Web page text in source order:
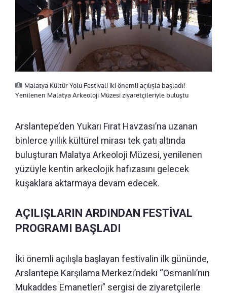
Malatya Kültür Yolu Festivali iki önemli açılışla başladı!
Yenilenen Malatya Arkeoloji Müzesi ziyaretçileriyle buluştu
Arslantepe’den Yukarı Fırat Havzası’na uzanan
binlerce yıllık kültürel mirası tek çatı altında
buluşturan Malatya Arkeoloji Müzesi, yenilenen
yüzüyle kentin arkeolojik hafızasını gelecek
kuşaklara aktarmaya devam edecek.
AÇILIŞLARIN ARDINDAN FESTİVAL
PROGRAMI BAŞLADI
İki önemli açılışla başlayan festivalin ilk gününde,
Arslantepe Karşılama Merkezi’ndeki “Osmanlı’nın
Mukaddes Emanetleri” sergisi de ziyaretçilerle